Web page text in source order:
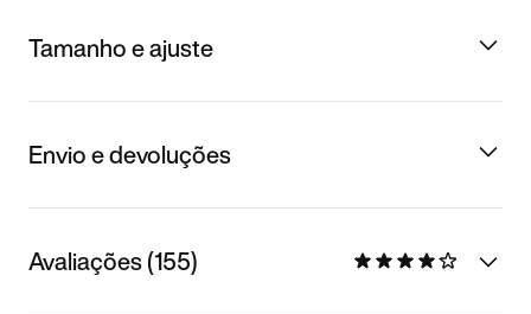
Tamanho e ajuste
Envio e devoluções
Avaliações (155)